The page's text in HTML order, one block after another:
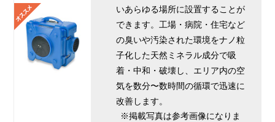
いあらゆる場所に設置することが
できます。工場・病院・住宅など
の臭いや汚染された環境をナノ粒
子化した天然ミネラル成分で吸
着・中和・破壊し、エリア内の空
気を数分〜数時間の循環で迅速に
改善します。
※掲載写真は参考画像になりま